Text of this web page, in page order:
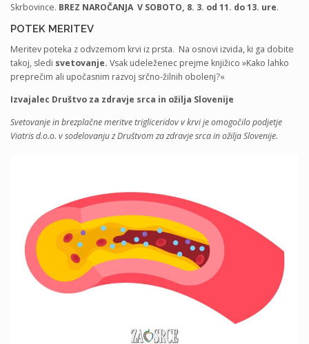
Skrbovince. BREZ NAROČANJA V SOBOTO, 8. 3. od 11. do 13. ure.
POTEK MERITEV
Meritev poteka z odvzemom krvi iz prsta. Na osnovi izvida, ki ga dobite
takoj, sledi svetovanje. Vsak udeleženec prejme knjižico »Kako lahko
preprečim ali upočasnim razvoj srčno-žilnih obolenj?«
Izvajalec Društvo za zdravje srca in ožilja Slovenije
Svetovanje in brezplačne meritve trigliceridov v krvi je omogočilo podjetje
Viatris d.o.o. v sodelovanju z Društvom za zdravje srca in ožilja Slovenije.